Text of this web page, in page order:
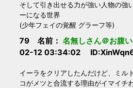
そして引き出せる力が強い人物の強
ーになる世界
(少年フェイの覚醒 グラーフ等)
79 名前： 名無しさん＠お腹い
02-12 03:34:02
イーラをクリアしたんだけど、ミル
コがメツと合流する理由がイマイチ